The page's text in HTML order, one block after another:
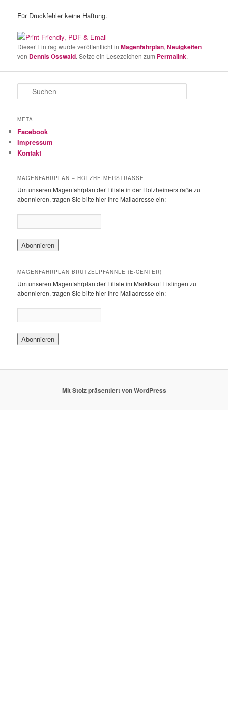
Für Druckfehler keine Haftung.
Dieser Eintrag wurde veröffentlicht inMagenfahrplan,Neuigkeiten
von Dennis Osswald. Setze ein Lesezeichen zum Permalink.
u
h
n
META
Facebook
Impressum
Kontakt
MAGENFAHRPLAN – HOLZHEIMERSTRASSE
Um unseren Magenfahrplan der Filiale in der Holzheimerstraße zu
abonnieren, tragen Sie bitte hier Ihre Mailadresse ein:
MAGENFAHRPLAN BRUTZELPFÄNNLE (E-CENTER)
Um unseren Magenfahrplan der Filiale im Marktkauf Eislingen zu
abonnieren, tragen Sie bitte hier Ihre Mailadresse ein:
Mit Stolz präsentiert von WordPress